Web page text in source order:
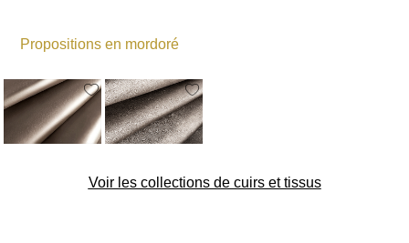
6 à 7.5 cm
10 cm et plus
Propositions en mordoré
Voir les collections de cuirs et tissus